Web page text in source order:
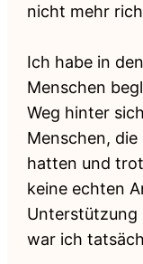
nicht mehr
Ich habe in
Menschen
Weg hinter
Menschen,
hatten und
keine echten
Unterstützung
war ich